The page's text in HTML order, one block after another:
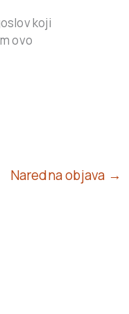
koji
ovo
Naredna objava →